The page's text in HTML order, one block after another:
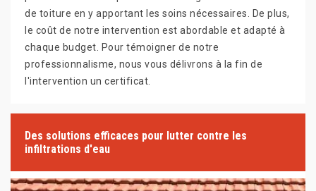
de toiture en y apportant les soins nécessaires. De plus,
le coût de notre intervention est abordable et adapté à
chaque budget. Pour témoigner de notre
professionnalisme, nous vous délivrons à la fin de
l'intervention un certificat.
Des solutions efficaces pour lutter contre les
infiltrations d'eau